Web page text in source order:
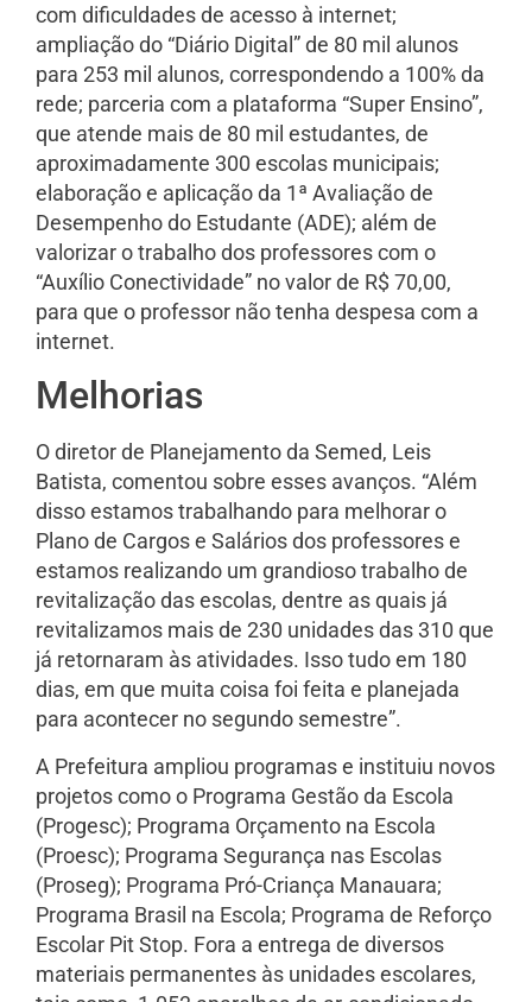
com dificuldades de acesso à internet;
ampliação do “Diário Digital” de 80 mil alunos
para 253 mil alunos, correspondendo a 100% da
rede; parceria com a plataforma “Super Ensino”,
que atende mais de 80 mil estudantes, de
aproximadamente 300 escolas municipais;
elaboração e aplicação da 1ª Avaliação de
Desempenho do Estudante (ADE); além de
valorizar o trabalho dos professores com o
“Auxílio Conectividade” no valor de R$ 70,00,
para que o professor não tenha despesa com a
internet.
Melhorias
O diretor de Planejamento da Semed, Leis
Batista, comentou sobre esses avanços. “Além
disso estamos trabalhando para melhorar o
Plano de Cargos e Salários dos professores e
estamos realizando um grandioso trabalho de
revitalização das escolas, dentre as quais já
revitalizamos mais de 230 unidades das 310 que
já retornaram às atividades. Isso tudo em 180
dias, em que muita coisa foi feita e planejada
para acontecer no segundo semestre”.
A Prefeitura ampliou programas e instituiu novos
projetos como o Programa Gestão da Escola
(Progesc); Programa Orçamento na Escola
(Proesc); Programa Segurança nas Escolas
(Proseg); Programa Pró-Criança Manauara;
Programa Brasil na Escola; Programa de Reforço
Escolar Pit Stop. Fora a entrega de diversos
materiais permanentes às unidades escolares,